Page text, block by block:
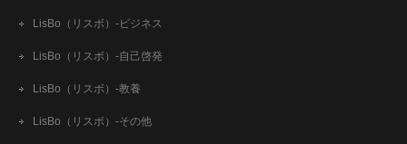
LisBo（リスボ）-ビジネス
LisBo（リスボ）-自己啓発
LisBo（リスボ）-教養
LisBo（リスボ）-その他